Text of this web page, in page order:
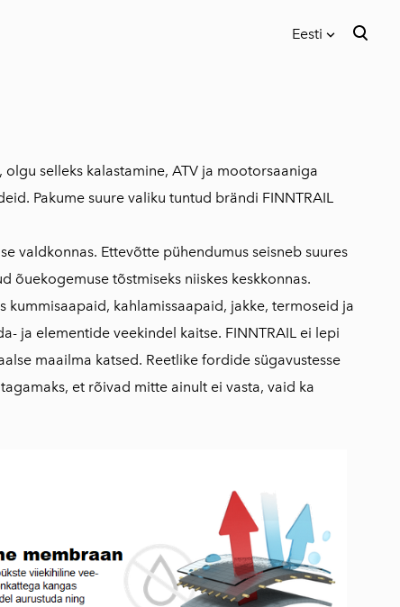
Eesti
selleks kalastamine, ATV ja mootorsaaniga
Pakume suure valiku tuntud brändi FINNTRAIL
valdkonnas. Ettevõtte pühendumus seisneb suures
õuekogemuse tõstmiseks niiskes keskkonnas.
kahlamissaapaid, jakke, termoseid ja
ja elementide veekindel kaitse. FINNTRAIL ei lepi
maailma katsed. Reetlike fordide sügavustesse
et rõivad mitte ainult ei vasta, vaid ka